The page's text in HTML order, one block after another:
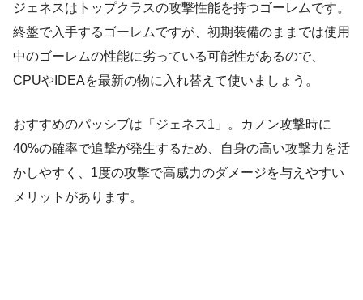
ジェネスはトップクラスの攻撃性能を持つゴーレムです。
終盤で入手するゴーレムですが、初期装備のままでは使用
中のゴーレムの性能に劣っている可能性があるので、
CPUやIDEAを最新の物に入れ替えて使いましょう。
おすすめのパッシブは「ジェネス1」。カノン攻撃時に
40%の確率で追撃が発生するため、自身の高い攻撃力を活
かしやすく、1度の攻撃で高威力のダメージを与えやすい
メリットがあります。